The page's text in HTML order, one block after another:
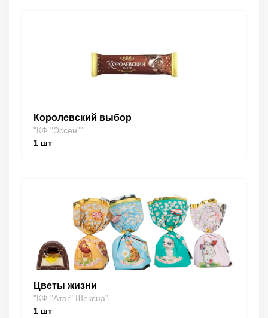
Королевский выбор
"КФ "Эссен""
1 шт
Цветы жизни
"КФ "Атаг" Шексна"
1 шт